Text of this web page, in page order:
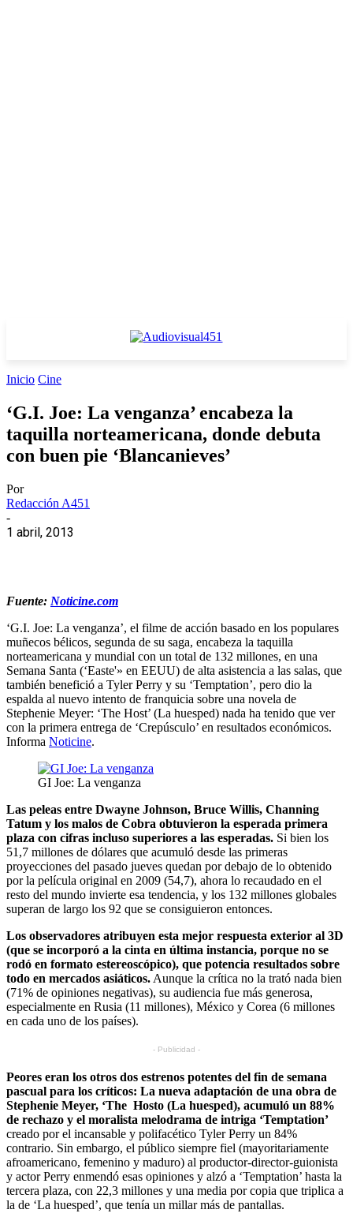
Inicio Cine
‘G.I. Joe: La venganza’ encabeza la
taquilla norteamericana, donde debuta
con buen pie ‘Blancanieves’
Por
Redacción A451
-
1 abril, 2013
Fuente: Noticine.com
‘G.I. Joe: La venganza’, el filme de acción basado en los populares
muñecos bélicos, segunda de su saga, encabeza la taquilla
norteamericana y mundial con un total de 132 millones, en una
Semana Santa (‘Easte'» en EEUU) de alta asistencia a las salas, que
también benefició a Tyler Perry y su ‘Temptation’, pero dio la
espalda al nuevo intento de franquicia sobre una novela de
Stephenie Meyer: ‘The Host’ (La huesped) nada ha tenido que ver
con la primera entrega de ‘Crepúsculo’ en resultados económicos.
Informa Noticine.
GI Joe: La venganza
Las peleas entre Dwayne Johnson, Bruce Willis, Channing
Tatum y los malos de Cobra obtuvieron la esperada primera
plaza con cifras incluso superiores a las esperadas. Si bien los
51,7 millones de dólares que acumuló desde las primeras
proyecciones del pasado jueves quedan por debajo de lo obtenido
por la película original en 2009 (54,7), ahora lo recaudado en el
resto del mundo invierte esa tendencia, y los 132 millones globales
superan de largo los 92 que se consiguieron entonces.
Los observadores atribuyen esta mejor respuesta exterior al 3D
(que se incorporó a la cinta en última instancia, porque no se
rodó en formato estereoscópico), que potencia resultados sobre
todo en mercados asiáticos. Aunque la crítica no la trató nada bien
(71% de opiniones negativas), su audiencia fue más generosa,
especialmente en Rusia (11 millones), México y Corea (6 millones
en cada uno de los países).
- Publicidad -
Peores eran los otros dos estrenos potentes del fin de semana
pascual para los críticos: La nueva adaptación de una obra de
Stephenie Meyer, ‘The Hosto (La huesped), acumuló un 88%
de rechazo y el moralista melodrama de intriga ‘Temptation’
creado por el incansable y polifacético Tyler Perry un 84%
contrario. Sin embargo, el público siempre fiel (mayoritariamente
afroamericano, femenino y maduro) al productor-director-guionista
y actor Perry enmendó esas opiniones y alzó a ‘Temptation’ hasta la
tercera plaza, con 22,3 millones y una media por copia que triplica a
la de ‘La huesped’, que tenía un millar más de pantallas.